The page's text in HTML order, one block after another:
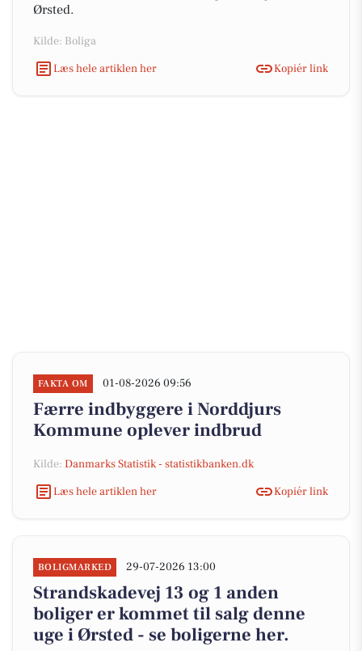
Ørsted.
Kilde: Boliga
Læs hele artiklen her
Kopiér link
FAKTA OM 01-08-2026 09:56
Færre indbyggere i Norddjurs
Kommune oplever indbrud
Kilde: Danmarks Statistik - statistikbanken.dk
Læs hele artiklen her
Kopiér link
BOLIGMARKED 29-07-2026 13:00
Strandskadevej 13 og 1 anden
boliger er kommet til salg denne
uge i Ørsted - se boligerne her.